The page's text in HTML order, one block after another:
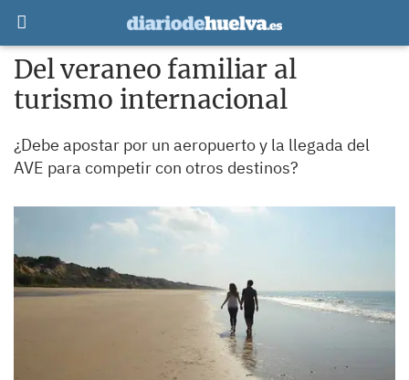
Del veraneo familiar al
turismo internacional
¿Debe apostar por un aeropuerto y la llegada del
AVE para competir con otros destinos?